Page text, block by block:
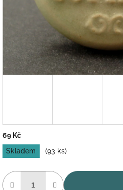
69 Kč
Měrná
cena:
Skladem (93 ks)